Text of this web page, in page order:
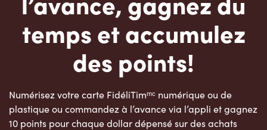
temps et accumulez
des points!
Numérisez votre carte FidéliTimᵐᶜ numérique ou de
plastique ou commandez à l’avance via l’appli et gagnez
10 points pour chaque dollar dépensé sur des achats